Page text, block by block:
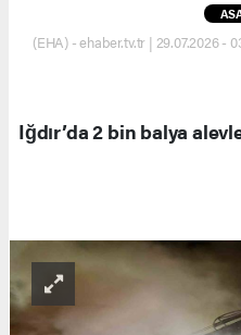
(EHA) - ehaber.tv.tr | 29.07.2026 -
Iğdır’da 2 bin balya